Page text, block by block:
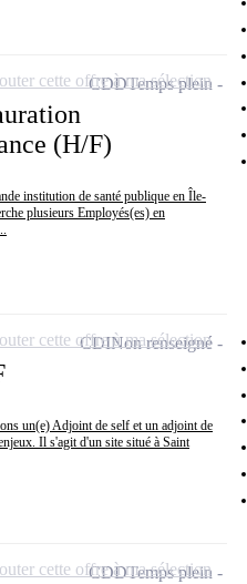
(H/F)
institution de santé publique en Île-
plusieurs Employés(es) en
CDDTemps plein
cette offre à ma sélection
un(e) Adjoint de self et un adjoint de
Il s'agit d'un site situé à Saint
CDINon renseigné
cette offre à ma sélection
CDDTemps plein
cette offre à ma sélection